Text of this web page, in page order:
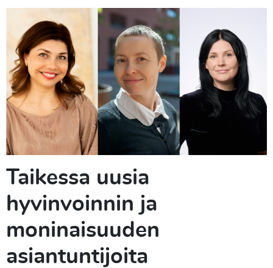
Taikessa uusia
hyvinvoinnin ja
moninaisuuden
asiantuntijoita